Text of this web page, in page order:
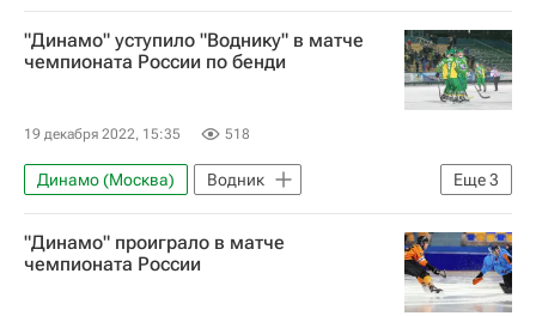
Старт (Нижний Новгород)
Александр Марков
"Динамо" уступило "Воднику" в матче
чемпионата России по бенди
19 декабря 2022, 15:35 518
Еще3
Динамо (Москва)
Водник
Чемпионат России по хоккею с мячом
Хоккей с мячом
Уральский трубник
"Динамо" проиграло в матче
чемпионата России